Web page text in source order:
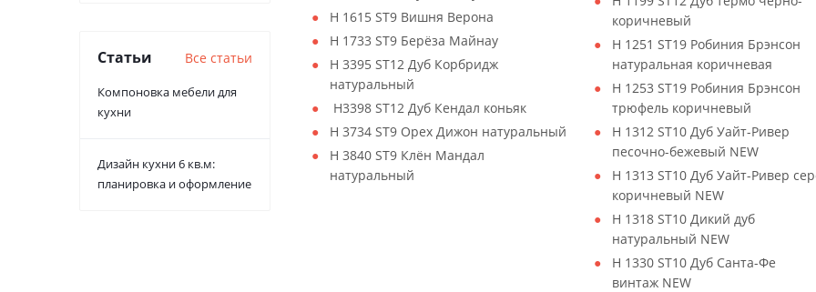
H 1615 ST9 Вишня Верона
H 1733 ST9 Берёза Майнау
H 3395 ST12 Дуб Корбридж
натуральный
H3398 ST12 Дуб Кендал коньяк
H 3734 ST9 Орех Дижон натуральный
H 3840 ST9 Клён Мандал
натуральный
коричневый
H 1251 ST19 Робиния Брэнсон
натуральная коричневая
H 1253 ST19 Робиния Брэнсон
трюфель коричневый
H 1312 ST10 Дуб Уайт-Ривер
песочно-бежевый NEW
H 1313 ST10 Дуб Уайт-Ривер
коричневый NEW
H 1318 ST10 Дикий дуб
натуральный NEW
H 1330 ST10 Дуб Санта-Фе
винтаж NEW
Статьи Все статьи
Компоновка мебели для
кухни
Дизайн кухни 6 кв.м:
планировка и оформление